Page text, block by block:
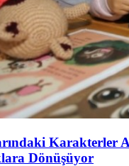
Karakterler
Dönüşüyor